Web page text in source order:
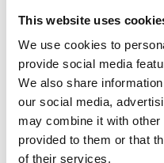
This website uses
We use cookies to
provide social media
We also share
our social media,
may combine it with other
provided to them or that
of their services.